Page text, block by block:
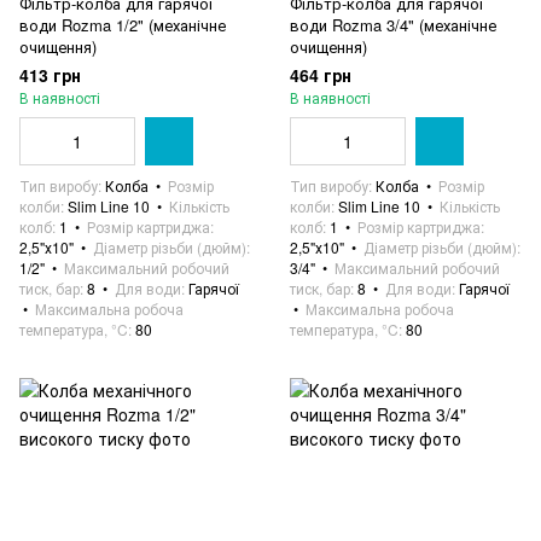
води Rozma 1/2" (механічне
очищення)
413 грн
В наявності
Тип виробу Колба
Розмір
колби Slim Line 10
Кількість
колб 1
Розмір картриджа
2,5"х10"
Діаметр різьби (дюйм)
1/2"
Максимальний робочий
тиск, бар 8 Для води Гарячої
Максимальна робоча
температура, °C 80
води Rozma 3/4" (механічне
очищення)
464 грн
В наявності
Тип виробу Колба
Розмір
колби Slim Line 10
Кількість
колб 1
Розмір картриджа
2,5"х10"
Діаметр різьби (дюйм)
3/4"
Максимальний робочий
тиск, бар 8 Для води Гарячої
Максимальна робоча
температура, °C 80